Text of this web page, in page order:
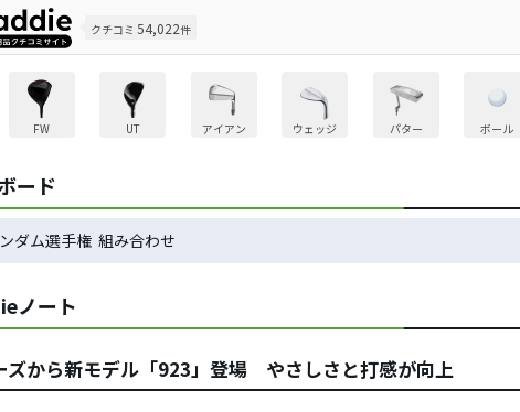
クチコミ 54,022件
FW UT アイアン ウェッジ パター ボール
ード
ダム選手権 組み合わせ
ノート
ズから新モデル「923」登場 やさしさと打感が向上